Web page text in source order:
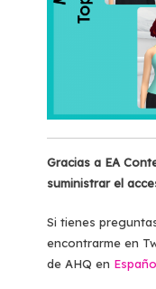
Gracias a EA
suministrar el
Si tienes
encontrarme en
de AHQ en